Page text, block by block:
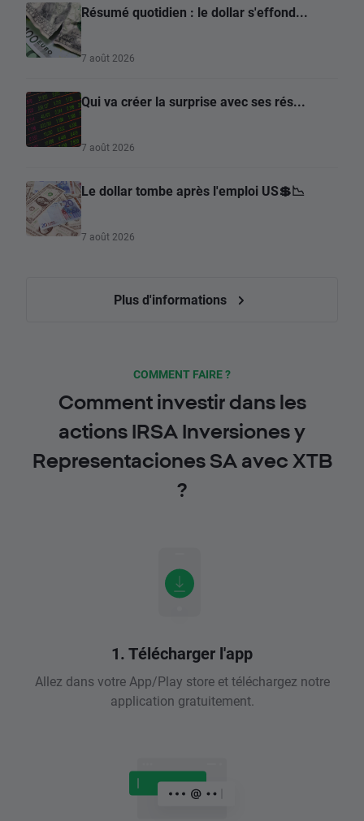
Résumé quotidien : le dollar s'effond...
7 août 2026
Qui va créer la surprise avec ses rés...
7 août 2026
Le dollar tombe après l'emploi US💲📉
7 août 2026
Plus d'informations
COMMENT FAIRE ?
Comment investir dans les
actions IRSA Inversiones y
Representaciones SA avec XTB
?
1. Télécharger l'app
Allez dans votre App/Play store et téléchargez notre
application gratuitement.